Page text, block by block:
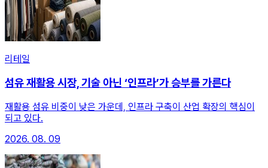
리테일
섬유 재활용 시장, 기술 아닌 ‘인프라’가 승부를 가른다
재활용 섬유 비중이 낮은 가운데, 인프라 구축이 산업 확장의 핵심이
되고 있다.
2026. 08. 09